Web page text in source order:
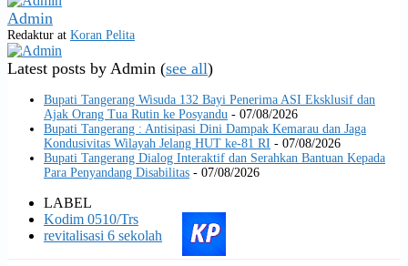
Admin
Redaktur at Koran Pelita
Latest posts by Admin (see all)
Bupati Tangerang Wisuda 132 Bayi Penerima ASI Eksklusif dan
Ajak Orang Tua Rutin ke Posyandu - 07/08/2026
Bupati Tangerang : Antisipasi Dini Dampak Kemarau dan Jaga
Kondusivitas Wilayah Jelang HUT ke-81 RI - 07/08/2026
Bupati Tangerang Dialog Interaktif dan Serahkan Bantuan Kepada
Para Penyandang Disabilitas - 07/08/2026
LABEL
Kodim 0510/Trs
revitalisasi 6 sekolah